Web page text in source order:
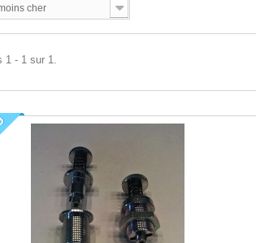
cher
1 - 1 sur 1.